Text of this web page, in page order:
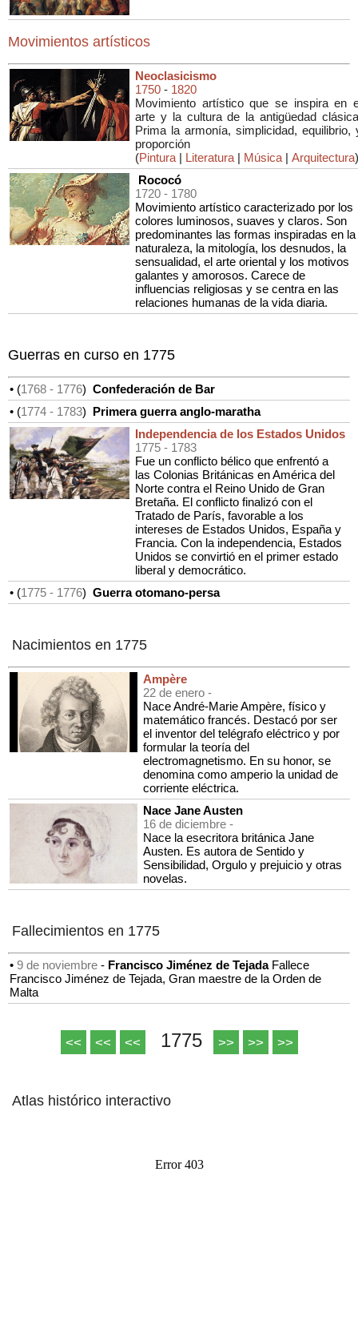
Movimientos artísticos
Neoclasicismo
1750 - 1820
Movimiento artístico que se inspira en
arte y la cultura de la antigüedad
Prima la armonía, simplicidad, equilibrio,
proporción
(Pintura | Literatura | Música | Arquitectura
Rococó
1720 - 1780
Movimiento artístico caracterizado por los
colores luminosos, suaves y claros. Son
predominantes las formas inspiradas en la
naturaleza, la mitología, los desnudos, la
sensualidad, el arte oriental y los motivos
galantes y amorosos. Carece de
influencias religiosas y se centra en las
relaciones humanas de la vida diaria.
Guerras en curso en 1775
• (1768 - 1776) Confederación de Bar
• (1774 - 1783) Primera guerra anglo-maratha
Independencia de los Estados Unidos
1775 - 1783
Fue un conflicto bélico que enfrentó a
las Colonias Británicas en América del
Norte contra el Reino Unido de Gran
Bretaña. El conflicto finalizó con el
Tratado de París, favorable a los
intereses de Estados Unidos, España y
Francia. Con la independencia, Estados
Unidos se convirtió en el primer estado
liberal y democrático.
• (1775 - 1776) Guerra otomano-persa
Nacimientos en 1775
Ampère
22 de enero -
Nace André-Marie Ampère, físico y
matemático francés. Destacó por ser
el inventor del telégrafo eléctrico y por
formular la teoría del
electromagnetismo. En su honor, se
denomina como amperio la unidad de
corriente eléctrica.
Nace Jane Austen
16 de diciembre -
Nace la esecritora británica Jane
Austen. Es autora de Sentido y
Sensibilidad, Orgulo y prejuicio y otras
novelas.
Fallecimientos en 1775
• 9 de noviembre - Francisco Jiménez de TejadaFallece
Francisco Jiménez de Tejada, Gran maestre de la Orden de
Malta
<< << << 1775 >> >> >>
Atlas histórico interactivo